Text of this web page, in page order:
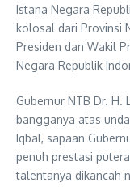
Istana Negara
kolosal dari Provinsi
Presiden dan Wakil
Negara Republik
Gubernur NTB Dr. H.
bangganya atas
Iqbal, sapaan
penuh prestasi
talentanya dikancah